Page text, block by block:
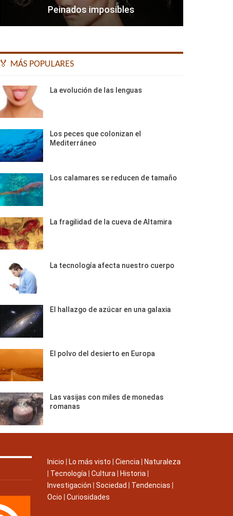
Peinados imposibles
🏅 MÁS POPULARES
La evolución de las lenguas
Los peces que colonizan el
Mediterráneo
Los calamares se reducen de tamaño
La fragilidad de la cueva de Altamira
La tecnología afecta nuestro cuerpo
El hallazgo de azúcar en una galaxia
El polvo del desierto en Europa
Las vasijas con miles de monedas
romanas
Inicio Lo más visto Ciencia
Naturaleza
Tecnología Cultura Historia
Investigación
Sociedad Tendencias
Ocio
Curiosidades